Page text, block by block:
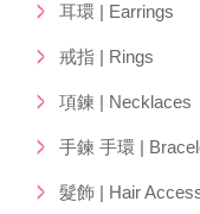
耳環 | Earrings
戒指 | Rings
項鍊 | Necklaces
手鍊 手環 |
髮飾 | Hair